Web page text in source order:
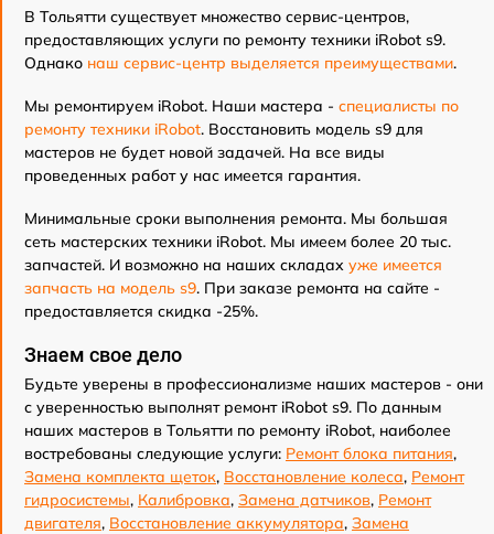
В Тольятти существует множество сервис-центров,
предоставляющих услуги по ремонту техники iRobot s9.
Однако наш сервис-центр выделяется преимуществами.
Мы ремонтируем iRobot. Наши мастера - специалисты по
ремонту техники iRobot. Восстановить модель s9 для
мастеров не будет новой задачей. На все виды
проведенных работ у нас имеется гарантия.
Минимальные сроки выполнения ремонта. Мы большая
сеть мастерских техники iRobot. Мы имеем более 20 тыс.
запчастей. И возможно на наших складах уже имеется
запчасть на модель s9. При заказе ремонта на сайте -
предоставляется скидка -25%.
Знаем свое дело
Будьте уверены в профессионализме наших мастеров - они
с уверенностью выполнят ремонт iRobot s9. По данным
наших мастеров в Тольятти по ремонту iRobot, наиболее
востребованы следующие услуги: Ремонт блока питания,
Замена комплекта щеток, Восстановление колеса, Ремонт
гидросистемы, Калибровка, Замена датчиков, Ремонт
двигателя, Восстановление аккумулятора, Замена